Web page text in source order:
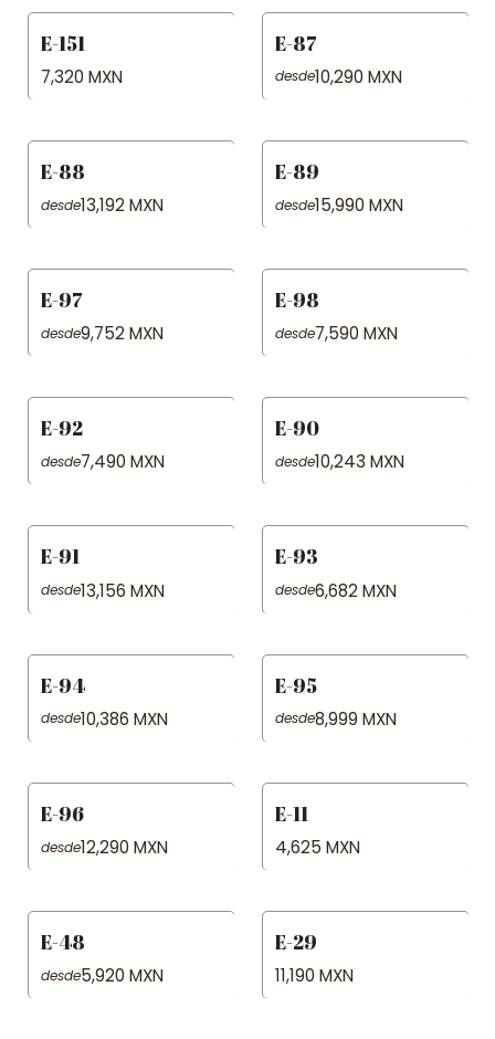
E-151
7,320 MXN
E-87
desde10,290 MXN
E-88
desde13,192 MXN
E-89
desde15,990 MXN
E-97
desde9,752 MXN
E-98
desde7,590 MXN
E-92
desde7,490 MXN
E-90
desde10,243 MXN
E-91
desde13,156 MXN
E-93
desde6,682 MXN
E-94
desde10,386 MXN
E-95
desde8,999 MXN
E-96
desde12,290 MXN
E-11
4,625 MXN
E-48
desde5,920 MXN
E-29
11,190 MXN